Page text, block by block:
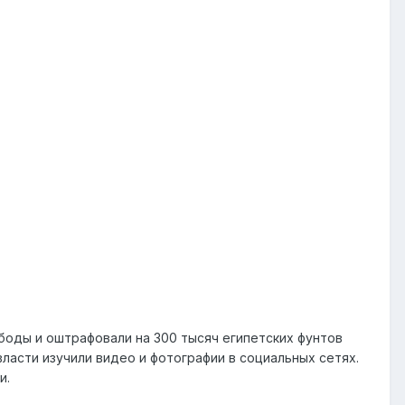
и оштрафовали на 300 тысяч египетских фунтов
изучили видео и фотографии в социальных сетях.